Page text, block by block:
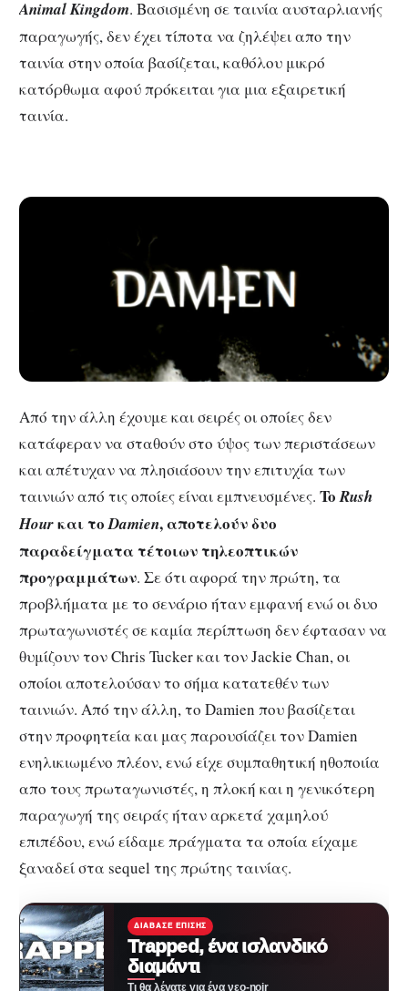
Animal Kingdom. Βασισμένη σε ταινία αυσταρλιανής
παραγωγής, δεν έχει τίποτα να ζηλέψει απο την
ταινία στην οποία βασίζεται, καθόλου μικρό
κατόρθωμα αφού πρόκειται για μια εξαιρετική
ταινία.
Από την άλλη έχουμε και σειρές οι οποίες δεν
κατάφεραν να σταθούν στο ύψος των περιστάσεων
και απέτυχαν να πλησιάσουν την επιτυχία των
ταινιών από τις οποίες είναι εμπνευσμένες. ToRush
Hourκαι τοDamien, αποτελούν δυο
παραδείγματα τέτοιων τηλεοπτικών
προγραμμάτων. Σε ότι αφορά την πρώτη, τα
προβλήματα με το σενάριο ήταν εμφανή ενώ οι δυο
πρωταγωνιστές σε καμία περίπτωση δεν έφτασαν να
θυμίζουν τον Chris Tucker και τον Jackie Chan, οι
οποίοι αποτελούσαν το σήμα κατατεθέν των
ταινιών. Από την άλλη, το Damien που βασίζεται
στην προφητεία και μας παρουσίάζει τον Damien
ενηλικιωμένο πλέον, ενώ είχε συμπαθητική ηθοποιία
απο τους πρωταγωνιστές, η πλοκή και η γενικότερη
παραγωγή της σειράς ήταν αρκετά χαμηλού
επιπέδου, ενώ είδαμε πράγματα τα οποία είχαμε
ξαναδεί στα sequel της πρώτης ταινίας.
ΔΙΆΒΑΣΕ ΕΠΊΣΗΣ
Trapped, ένα ισλανδικό
διαμάντι
Τι θα λέγατε για ένα νεο-noir